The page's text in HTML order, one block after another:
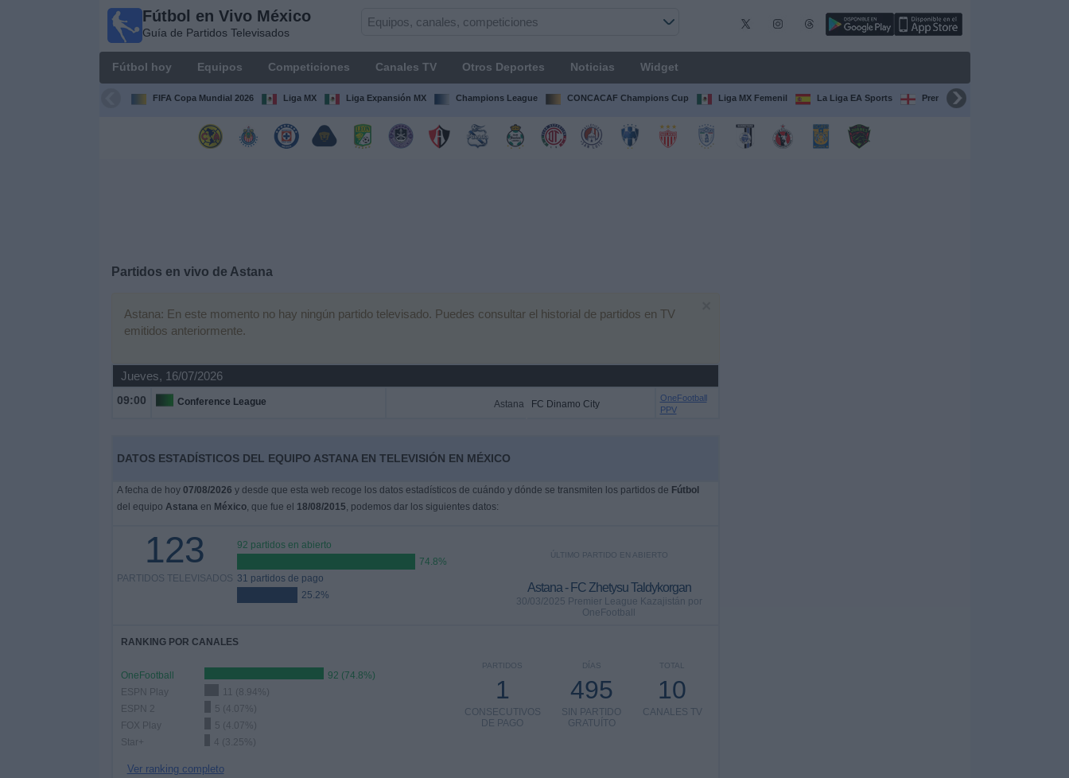
Fútbol en Vivo México
Guía de Partidos Televisados
Fútbol hoy Equipos Competiciones Canales TV Otros Deportes Noticias Widget
FIFA Copa Mundial 2026 Liga MX Liga Expansión MX Champions League CONCACAF Champions Cup Liga MX Femenil La Liga EA Sports Premier League
Partidos en vivo de Astana
Astana: En este momento no hay ningún partido televisado. Puedes consultar el historial de partidos en TV
emitidos anteriormente.
Jueves, 16/07/2026
09:00 Conference League Astana FC Dinamo City
OneFootball
PPV
DATOS ESTADÍSTICOS DEL EQUIPO ASTANA EN TELEVISIÓN EN MÉXICO
A fecha de hoy 07/08/2026 y desde que esta web recoge los datos estadísticos de cuándo y dónde se transmiten los partidos de Fútbol
del equipo Astanaen México, que fue el 18/08/2015, podemos dar los siguientes datos:
123
PARTIDOS TELEVISADOS
92 partidos en abierto
74.8%
31 partidos de pago
25.2%
ÚLTIMO PARTIDO EN ABIERTO
Astana - FC Zhetysu Taldykorgan
30/03/2025 Premier League Kazajistán por
OneFootball
RANKING POR CANALES
OneFootball
92 (74.8%)
ESPN Play
11 (8.94%)
ESPN 2
5 (4.07%)
FOX Play
5 (4.07%)
Star+
4 (3.25%)
Ver ranking completo
TOTAL
10
CANALES TV
DÍAS
495
SIN PARTIDO
GRATUÍTO
PARTIDOS
1
CONSECUTIVOS
DE PAGO